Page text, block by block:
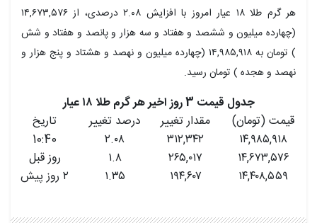
هر گرم طلا ۱۸ عیار امروز با افزایش ۲.۰۸ درصدی، از ۱۴,۶۷۳,۵۷۶
(چهارده میلیون و ششصد و هفتاد و سه هزار و پانصد و هفتاد و شش
) تومان به ۱۴,۹۸۵,۹۱۸ (چهارده میلیون و نهصد و هشتاد و پنج هزار و
نهصد و هجده ) تومان رسید.
جدول قیمت 3 روز اخیر هر گرم طلا ۱۸ عیار
قیمت (تومان)
مقدار تغییر درصد تغییر
تاریخ
۱۴,۹۸۵,۹۱۸
۳۱۲,۳۴۲ ۲.۰۸
10:40
۱۴,۶۷۳,۵۷۶
۲۶۵,۰۱۷
روز قبل
۱۴,۴۰۸,۵۵۹
۱۹۴,۶۰۷ ۱.۳۵